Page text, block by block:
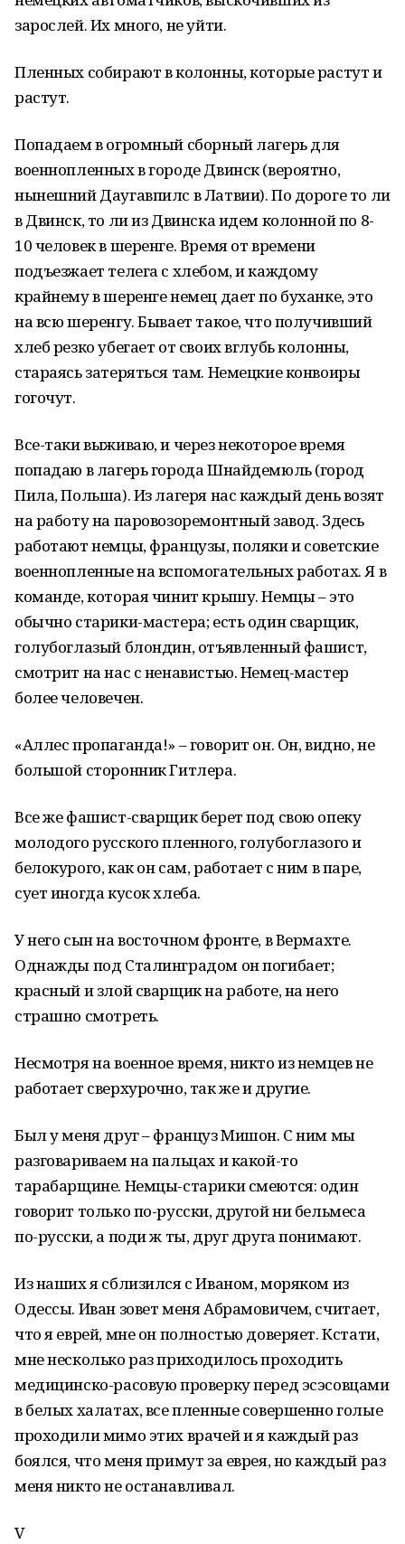
зарослей. Их много, не уйти.
Пленных собирают в колонны, которые растут и
растут.
Попадаем в огромный сборный лагерь для
военнопленных в городе Двинск (вероятно,
нынешний Даугавпилс в Латвии). По дороге то ли
в Двинск, то ли из Двинска идем колонной по 8-
10 человек в шеренге. Время от времени
подъезжает телега с хлебом, и каждому
крайнему в шеренге немец дает по буханке, это
на всю шеренгу. Бывает такое, что получивший
хлеб резко убегает от своих вглубь колонны,
стараясь затеряться там. Немецкие конвоиры
гогочут.
Все-таки выживаю, и через некоторое время
попадаю в лагерь города Шнайдемюль (город
Пила, Польша). Из лагеря нас каждый день возят
на работу на паровозоремонтный завод. Здесь
работают немцы, французы, поляки и советские
военнопленные на вспомогательных работах. Я в
команде, которая чинит крышу. Немцы – это
обычно старики-мастера; есть один сварщик,
голубоглазый блондин, отъявленный фашист,
смотрит на нас с ненавистью. Немец-мастер
более человечен.
«Аллес пропаганда!» – говорит он. Он, видно, не
большой сторонник Гитлера.
Все же фашист-сварщик берет под свою опеку
молодого русского пленного, голубоглазого и
белокурого, как он сам, работает с ним в паре,
сует иногда кусок хлеба.
У него сын на восточном фронте, в Вермахте.
Однажды под Сталинградом он погибает;
красный и злой сварщик на работе, на него
страшно смотреть.
Несмотря на военное время, никто из немцев не
работает сверхурочно, так же и другие.
Был у меня друг – француз Мишон. С ним мы
разговариваем на пальцах и какой-то
тарабарщине. Немцы-старики смеются: один
говорит только по-русски, другой ни бельмеса
по-русски, а поди ж ты, друг друга понимают.
Из наших я сблизился с Иваном, моряком из
Одессы. Иван зовет меня Абрамовичем, считает,
что я еврей, мне он полностью доверяет. Кстати,
мне несколько раз приходилось проходить
медицинско-расовую проверку перед эсэсовцами
в белых халатах, все пленные совершенно голые
проходили мимо этих врачей и я каждый раз
боялся, что меня примут за еврея, но каждый раз
меня никто не останавливал.
V